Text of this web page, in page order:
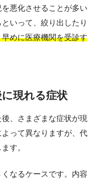
悪化させることが多い
いって、絞り出したり
早めに医療機関を受診す
現れる症状
、さまざまな症状が現
って異なりますが、代
す。
なるケースです。内容